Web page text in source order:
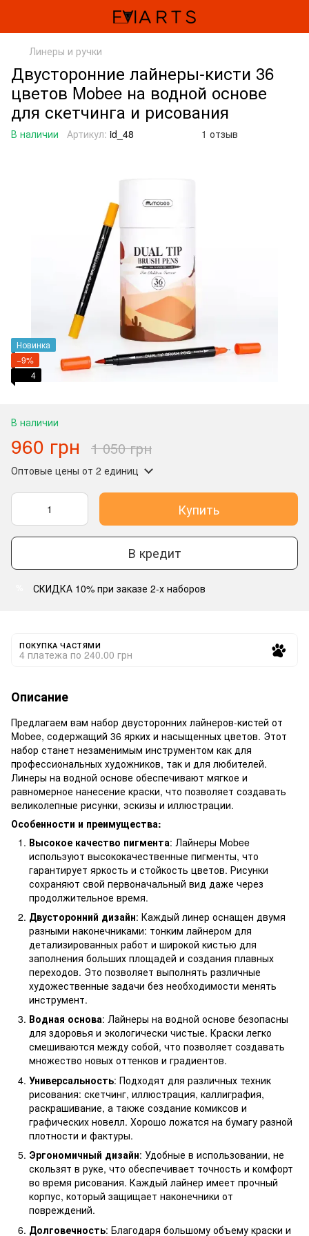
Линеры и ручки
Двусторонние лайнеры-кисти 36
цветов Mobee на водной основе
для скетчинга и рисования
В наличии Артикул: id_48 1 отзыв
Новинка
−9%
4
В наличии
960 грн 1 050 грн
Оптовые цены от 2 единиц
Купить
В кредит
СКИДКА 10% при заказе 2-х наборов
ПОКУПКА ЧАСТЯМИ
4 платежа по 240.00 грн
Описание
Предлагаем вам набор двусторонних лайнеров-кистей от
Mobee, содержащий 36 ярких и насыщенных цветов. Этот
набор станет незаменимым инструментом как для
профессиональных художников, так и для любителей.
Линеры на водной основе обеспечивают мягкое и
равномерное нанесение краски, что позволяет создавать
великолепные рисунки, эскизы и иллюстрации.
Особенности и преимущества:
Высокое качество пигмента: Лайнеры Mobee
используют высококачественные пигменты, что
гарантирует яркость и стойкость цветов. Рисунки
сохраняют свой первоначальный вид даже через
продолжительное время.
Двусторонний дизайн: Каждый линер оснащен двумя
разными наконечниками: тонким лайнером для
детализированных работ и широкой кистью для
заполнения больших площадей и создания плавных
переходов. Это позволяет выполнять различные
художественные задачи без необходимости менять
инструмент.
Водная основа: Лайнеры на водной основе безопасны
для здоровья и экологически чистые. Краски легко
смешиваются между собой, что позволяет создавать
множество новых оттенков и градиентов.
Универсальность: Подходят для различных техник
рисования: скетчинг, иллюстрация, каллиграфия,
раскрашивание, а также создание комиксов и
графических новелл. Хорошо ложатся на бумагу разной
плотности и фактуры.
Эргономичный дизайн: Удобные в использовании, не
скользят в руке, что обеспечивает точность и комфорт
во время рисования. Каждый лайнер имеет прочный
корпус, который защищает наконечники от
повреждений.
Долговечность: Благодаря большому объему краски и